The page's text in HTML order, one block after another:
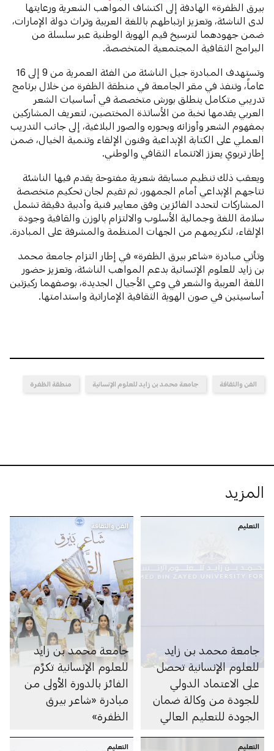
بيرق الظفرة» الهادفة إلى اكتشاف المواهب الشعرية ورعايتها
لدى الناشئة، وتعزيز ارتباطهم باللغة العربية وتراث دولة الإمارات،
ضمن جهودهما لترسيخ قيم الهوية الوطنية عبر سلسلة من
البرامج الثقافية المجتمعية المتخصصة.
وتستهدف المبادرة جيل الناشئة من الفئة العمرية من 9 إلى 16
عاماً، وتنفذ في مقر الجامعة في منطقة الظفرة من خلال برنامج
تدريبي متكامل ينطلق بورش متخصصة في أساسيات الشعر
العربي يقدمها نخبة من الأساتذة المختصين، لتعريف المشاركين
بمفهوم الشعر وأوزانه وبحوره والصور البلاغية، إلى جانب التدريب
العملي على الكتابة الإبداعية وفنون الإلقاء وتنمية الخيال، ضمن
إطار تربوي يعزز الانتماء الثقافي والوطني.
ويعقب ذلك تنظيم مسابقة شعرية مفتوحة يقدم فيها الناشئة
نتاجهم الإبداعي أمام الجمهور، ثم تقيم لجان تحكيم متخصصة
المشاركات لتحدد الفائزين وفق معايير فنية وأدبية دقيقة تشمل
سلامة اللغة وجمالية الأسلوب والالتزام بالوزن والقافية وجودة
الإلقاء، لتكريمهم من الجهات المنظمة والمشرفة على المبادرة.
وتأتي مبادرة «شاعر بيرق الظفرة» في إطار التزام جامعة محمد
بن زايد للعلوم الإنسانية بدعم المواهب الناشئة، وتعزيز حضور
اللغة العربية والشعر في وعي الأجيال الجديدة، بوصفهما ركيزتين
أساسيتين في صون الهوية الثقافية الإماراتية واستدامتها.
الفن والثقافة جامعة محمد بن زايد للعلوم الإنسانية منطقة الظفرة
المزيد
التعليم
جامعة محمد بن زايد
للعلوم الإنسانية تحصل
على الاعتماد الدولي
للجودة من وكالة ضمان
الجودة للتعليم العالي
الفن والثقافة
جامعة محمد بن زايد
للعلوم الإنسانية تكرِّم
الفائز بالدورة الأولى من
مبادرة «شاعر بيرق
الظفرة»
التعليم التعليم